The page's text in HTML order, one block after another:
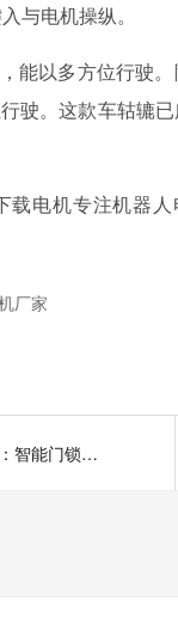
与电机操纵。
能以多方位行驶
行驶。这款车
机专注机器人电
厂家
深圳门锁电机厂家为您盘点：智能门锁电机的特点